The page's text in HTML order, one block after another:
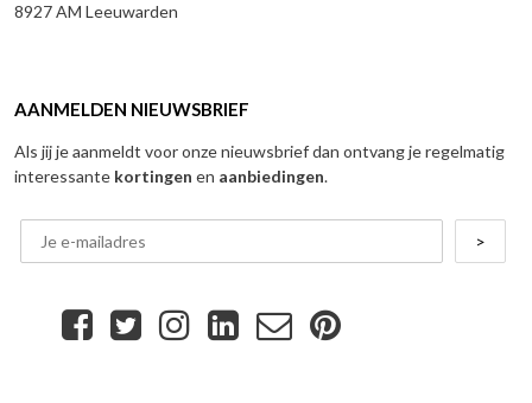
8927 AM Leeuwarden
AANMELDEN NIEUWSBRIEF
Als jij je aanmeldt voor onze nieuwsbrief dan ontvang je regelmatig
interessante kortingen en aanbiedingen.